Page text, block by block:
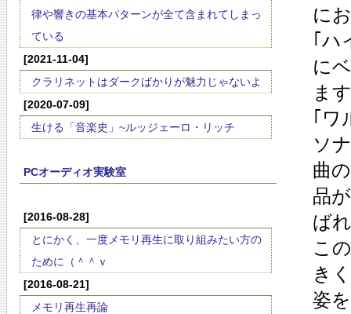
律や響きの基本パターンが全て含まれてしまっ
ている
[2021-11-04]
クラリネットはダークばかりが魅力じゃないよ
[2020-07-09]
生ける「音楽史」~ルッジェーロ・リッチ
PCオーディオ実験室
[2016-08-28]
とにかく、一度メモリ再生に取り組みたい方の
ために（＾＾ｖ
[2016-08-21]
メモリ再生再論
に
｢ハ
に
ま
｢ワ
ソ
曲
品
ば
こ
き
姿